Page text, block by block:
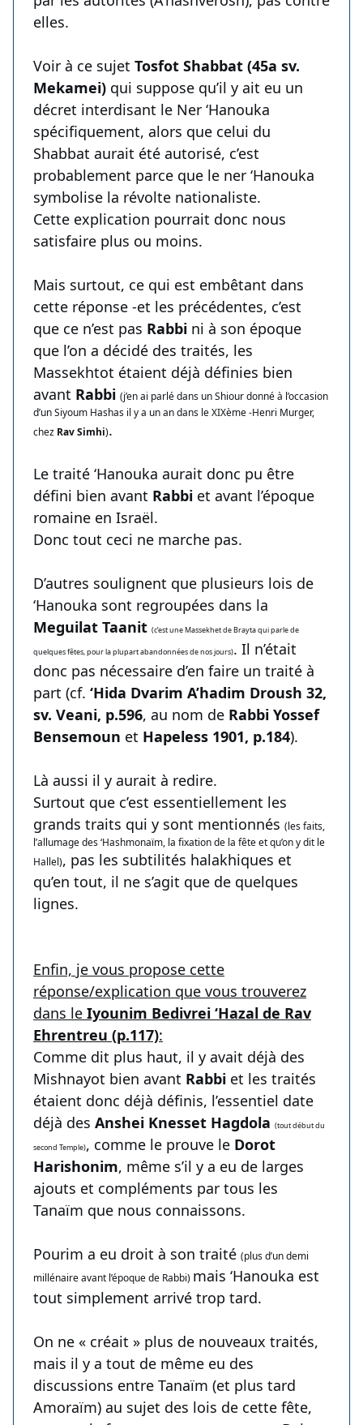
elles.
Voir à ce sujet Tosfot Shabbat (45a sv.
Mekamei) qui suppose qu’il y ait eu un
décret interdisant le Ner ‘Hanouka
spécifiquement, alors que celui du
Shabbat aurait été autorisé, c’est
probablement parce que le ner ‘Hanouka
symbolise la révolte nationaliste.
Cette explication pourrait donc nous
satisfaire plus ou moins.
Mais surtout, ce qui est embêtant dans
cette réponse -et les précédentes, c’est
que ce n’est pas Rabbi ni à son époque
que l’on a décidé des traités, les
Massekhtot étaient déjà définies bien
avant Rabbi (j’en ai parlé dans un Shiour donné à l’occasion
d’un Siyoum Hashas il y a un an dans le XIXème -Henri Murger,
chez Rav Simhi).
Le traité ‘Hanouka aurait donc pu être
défini bien avant Rabbi et avant l’époque
romaine en Israël.
Donc tout ceci ne marche pas.
D’autres soulignent que plusieurs lois de
‘Hanouka sont regroupées dans la
Meguilat Taanit (c’est une Massekhet de Brayta qui parle de
quelques fêtes, pour la plupart abandonnées de nos jours). Il n’était
donc pas nécessaire d’en faire un traité à
part (cf. ‘Hida Dvarim A’hadim Droush 32,
sv. Veani, p.596, au nom de Rabbi Yossef
Bensemoun et Hapeless 1901, p.184).
Là aussi il y aurait à redire.
Surtout que c’est essentiellement les
grands traits qui y sont mentionnés (les faits,
l’allumage des ‘Hashmonaïm, la fixation de la fête et qu’on y dit le
Hallel), pas les subtilités halakhiques et
qu’en tout, il ne s’agit que de quelques
lignes.
Enfin, je vous propose cette
réponse/explication que vous trouverez
dans le Iyounim Bedivrei ‘Hazal de Rav
Ehrentreu (p.117):
Comme dit plus haut, il y avait déjà des
Mishnayot bien avant Rabbi et les traités
étaient donc déjà définis, l’essentiel date
déjà des Anshei Knesset Hagdola (tout début du
second Temple), comme le prouve le Dorot
Harishonim, même s’il y a eu de larges
ajouts et compléments par tous les
Tanaïm que nous connaissons.
Pourim a eu droit à son traité (plus d’un demi
millénaire avant l’époque de Rabbi) mais ‘Hanouka est
tout simplement arrivé trop tard.
On ne « créait » plus de nouveaux traités,
mais il y a tout de même eu des
discussions entre Tanaïm (et plus tard
Amoraïm) au sujet des lois de cette fête,